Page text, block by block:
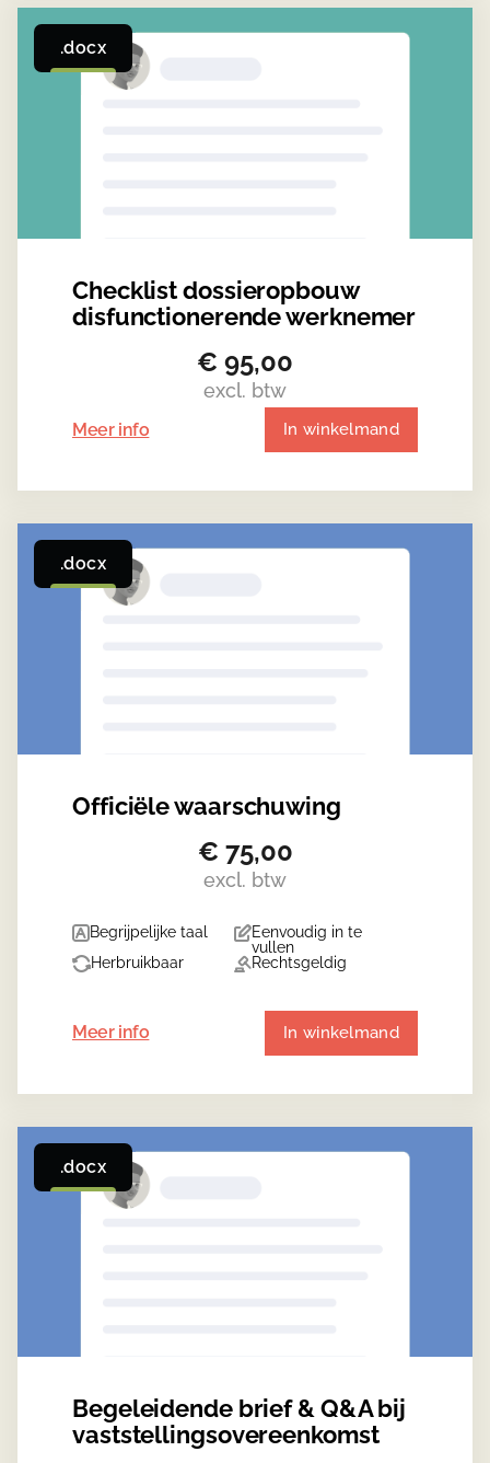
.docx
Checklist dossieropbouw
disfunctionerende werknemer
€ 95,00
excl. btw
Meer info In winkelmand
.docx
Officiële waarschuwing
€ 75,00
excl. btw
Begrijpelijke taal
Eenvoudig in te
vullen
Herbruikbaar
Rechtsgeldig
Meer info In winkelmand
.docx
Begeleidende brief & Q&A bij
vaststellingsovereenkomst